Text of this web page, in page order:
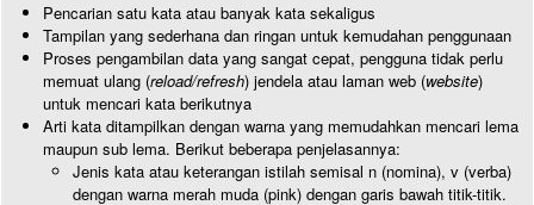
Pencarian satu kata atau banyak kata sekaligus
Tampilan yang sederhana dan ringan untuk kemudahan penggunaan
Proses pengambilan data yang sangat cepat, pengguna tidak perlu
memuat ulang (reload/refresh) jendela atau laman web (website)
untuk mencari kata berikutnya
Arti kata ditampilkan dengan warna yang memudahkan mencari lema
maupun sub lema. Berikut beberapa penjelasannya:
Jenis kata atau keterangan istilah semisal n (nomina), v (verba)
dengan warna merah muda (pink) dengan garis bawah titik-titik.